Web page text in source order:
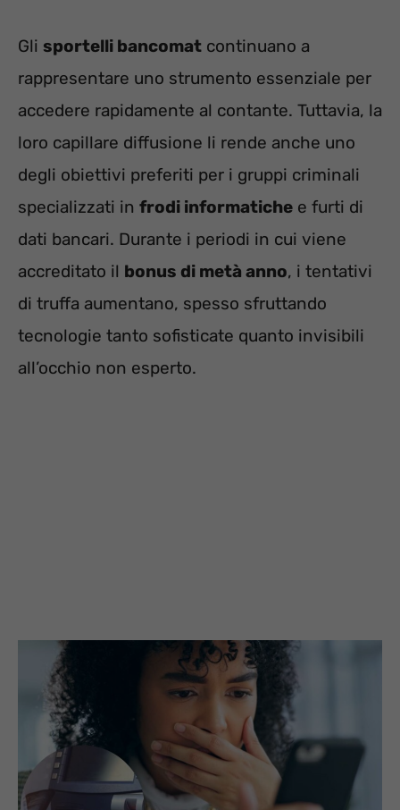
Gli sportelli bancomat continuano a
rappresentare uno strumento essenziale per
accedere rapidamente al contante. Tuttavia, la
loro capillare diffusione li rende anche uno
degli obiettivi preferiti per i gruppi criminali
specializzati in frodi informatiche e furti di
dati bancari. Durante i periodi in cui viene
accreditato il bonus di metà anno, i tentativi
di truffa aumentano, spesso sfruttando
tecnologie tanto sofisticate quanto invisibili
all’occhio non esperto.